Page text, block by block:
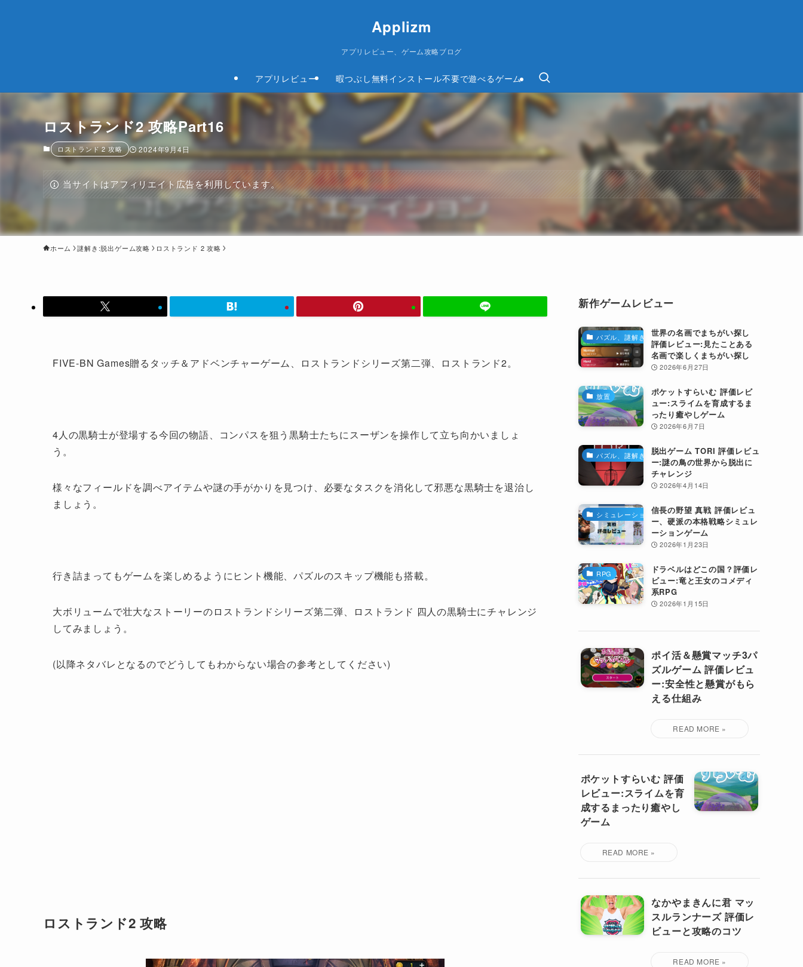
Applizm
アプリレビュー、ゲーム攻略ブログ
アプリレビュー 暇つぶし無料インストール不要で遊べるゲーム
ロストランド2 攻略Part16
ロストランド 2 攻略 2024年9月4日
当サイトはアフィリエイト広告を利用しています。
ホーム 謎解き:脱出ゲーム攻略 ロストランド 2 攻略
FIVE-BN Games贈るタッチ＆アドベンチャーゲーム、ロストランドシリーズ第二弾、ロストランド2。
4人の黒騎士が登場する今回の物語、コンパスを狙う黒騎士たちにスーザンを操作して立ち向かいましょ
う。
様々なフィールドを調べアイテムや謎の手がかりを見つけ、必要なタスクを消化して邪悪な黒騎士を退治し
ましょう。
行き詰まってもゲームを楽しめるようにヒント機能、パズルのスキップ機能も搭載。
大ボリュームで壮大なストーリーのロストランドシリーズ第二弾、ロストランド 四人の黒騎士にチャレンジ
してみましょう。
(以降ネタバレとなるのでどうしてもわからない場合の参考としてください)
ロストランド2 攻略
新作ゲームレビュー
パズル、謎解き
世界の名画でまちがい探し
評価レビュー:見たことある
名画で楽しくまちがい探し
2026年6月27日
放置
ポケットすらいむ 評価レビ
ュー:スライムを育成するま
ったり癒やしゲーム
2026年6月7日
パズル、謎解き
脱出ゲーム TORI 評価レビュ
ー:謎の鳥の世界から脱出に
チャレンジ
2026年4月14日
シミュレーション信長の野望 真戦 評価レビュ
ー、硬派の本格戦略シミュレ
ーションゲーム
2026年1月23日
RPG
ドラベルはどこの国？評価レ
ビュー:竜と王女のコメディ
系RPG
2026年1月15日
ポイ活＆懸賞マッチ3パ
ズルゲーム 評価レビュ
ー:安全性と懸賞がもら
える仕組み
ポケットすらいむ 評価
レビュー:スライムを育
成するまったり癒やし
ゲーム
なかやまきんに君 マッ
スルランナーズ 評価レ
ビューと攻略のコツ